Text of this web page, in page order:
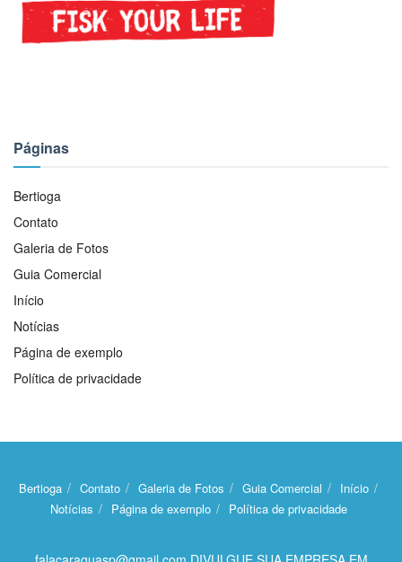
Páginas
Bertioga
Contato
Galeria de Fotos
Guia Comercial
Início
Notícias
Página de exemplo
Política de privacidade
Bertioga Contato Galeria de Fotos Guia Comercial
Início
Notícias
Página de exemplo Política de privacidade